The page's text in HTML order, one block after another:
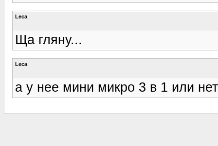
Leca
Ща гляну...
Leca
а у нее мини микро 3 в 1 или